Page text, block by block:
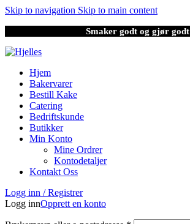
Skip to navigation Skip to main content
Smaker godt og gjør godt
Hjem
Bakervarer
Bestill Kake
Catering
Bedriftskunde
Butikker
Min Konto
Mine Ordrer
Kontodetaljer
Kontakt Oss
Logg inn / Registrer
Logg innOpprett en konto